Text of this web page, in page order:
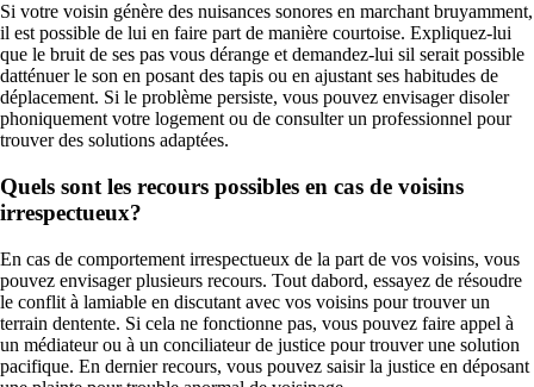
Si votre voisin génère des nuisances sonores en marchant bruyamment,
il est possible de lui en faire part de manière courtoise. Expliquez-lui
que le bruit de ses pas vous dérange et demandez-lui sil serait possible
datténuer le son en posant des tapis ou en ajustant ses habitudes de
déplacement. Si le problème persiste, vous pouvez envisager disoler
phoniquement votre logement ou de consulter un professionnel pour
trouver des solutions adaptées.
Quels sont les recours possibles en cas de voisins
irrespectueux?
En cas de comportement irrespectueux de la part de vos voisins, vous
pouvez envisager plusieurs recours. Tout dabord, essayez de résoudre
le conflit à lamiable en discutant avec vos voisins pour trouver un
terrain dentente. Si cela ne fonctionne pas, vous pouvez faire appel à
un médiateur ou à un conciliateur de justice pour trouver une solution
pacifique. En dernier recours, vous pouvez saisir la justice en déposant